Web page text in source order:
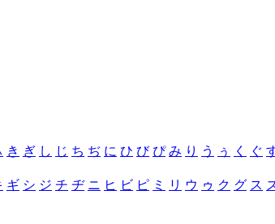
き ぎ し じ ち ぢ に ひ び ぴ み り う ぅ く ぐ
ギ シ ジ チ ヂ ニ ヒ ビ ピ ミ リ ウ ゥ ク グ ス